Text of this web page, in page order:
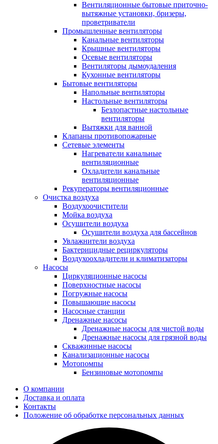
Вентиляционные бытовые приточно-
вытяжные установки, бризеры,
проветриватели
Промышленные вентиляторы
Канальные вентиляторы
Крышные вентиляторы
Осевые вентиляторы
Вентиляторы дымоудаления
Кухонные вентиляторы
Бытовые вентиляторы
Напольные вентиляторы
Настольные вентиляторы
Безлопастные настольные
вентиляторы
Вытяжки для ванной
Клапаны противопожарные
Сетевые элементы
Нагреватели канальные
вентиляционные
Охладители канальные
вентиляционные
Рекуператоры вентиляционные
Очистка воздуха
Воздухоочистители
Мойка воздуха
Осушители воздуха
Осушители воздуха для бассейнов
Увлажнители воздуха
Бактерицидные рециркуляторы
Воздухоохладители и климатизаторы
Насосы
Циркуляционные насосы
Поверхностные насосы
Погружные насосы
Повышающие насосы
Насосные станции
Дренажные насосы
Дренажные насосы для чистой воды
Дренажные насосы для грязной воды
Скважинные насосы
Канализационные насосы
Мотопомпы
Бензиновые мотопомпы
О компании
Доставка и оплата
Контакты
Положение об обработке персональных данных